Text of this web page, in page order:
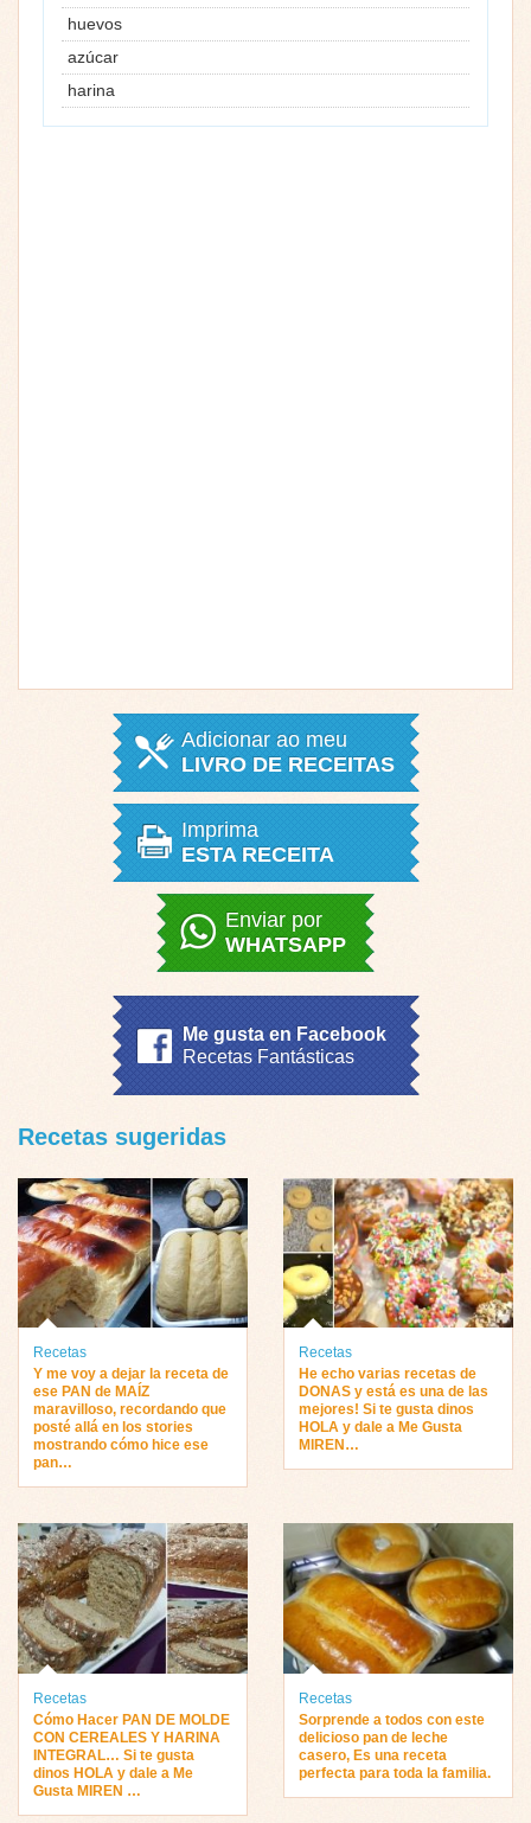
huevos
azúcar
harina
Adicionar ao meu
LIVRO DE RECEITAS
Imprima
ESTA RECEITA
Enviar por
WHATSAPP
Me gusta en Facebook
Recetas Fantásticas
Recetas sugeridas
Recetas
Y me voy a dejar la receta de
ese PAN de MAÍZ
maravilloso, recordando que
posté allá en los stories
mostrando cómo hice ese
pan…
Recetas
He echo varias recetas de
DONAS y está es una de las
mejores! Si te gusta dinos
HOLA y dale a Me Gusta
MIREN…
Recetas
Cómo Hacer PAN DE MOLDE
CON CEREALES Y HARINA
INTEGRAL… Si te gusta
dinos HOLA y dale a Me
Gusta MIREN …
Recetas
Sorprende a todos con este
delicioso pan de leche
casero, Es una receta
perfecta para toda la familia.